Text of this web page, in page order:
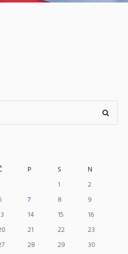
P S
N
1
2
7 8
9
14 15
16
21 22
23
28 29
30